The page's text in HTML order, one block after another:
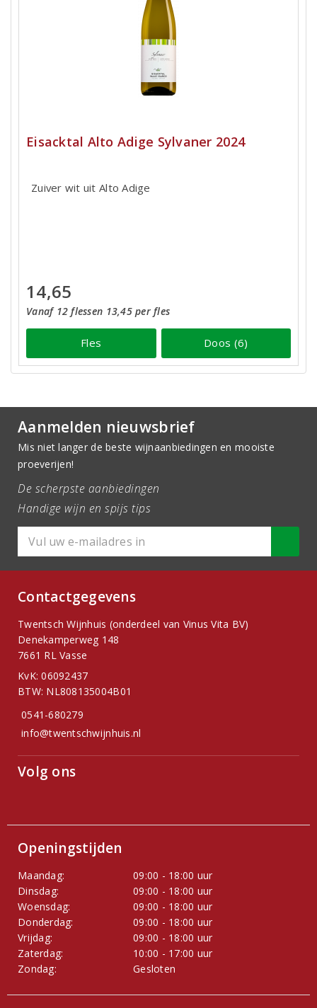
Eisacktal Alto Adige Sylvaner 2024
Zuiver wit uit Alto Adige
14,65
Vanaf 12 flessen 13,45 per fles
Fles Doos (6)
Aanmelden nieuwsbrief
Mis niet langer de beste wijnaanbiedingen en mooiste
proeverijen!
De scherpste aanbiedingen
Handige wijn en spijs tips
Contactgegevens
Twentsch Wijnhuis (onderdeel van Vinus Vita BV)
Denekamperweg 148
7661 RL Vasse
KvK: 06092437
BTW: NL808135004B01
0541-680279
info@twentschwijnhuis.nl
Volg ons
Openingstijden
Maandag:
09:00 - 18:00 uur
Dinsdag:
09:00 - 18:00 uur
Woensdag:
09:00 - 18:00 uur
Donderdag:
09:00 - 18:00 uur
Vrijdag:
09:00 - 18:00 uur
Zaterdag:
10:00 - 17:00 uur
Zondag:
Gesloten